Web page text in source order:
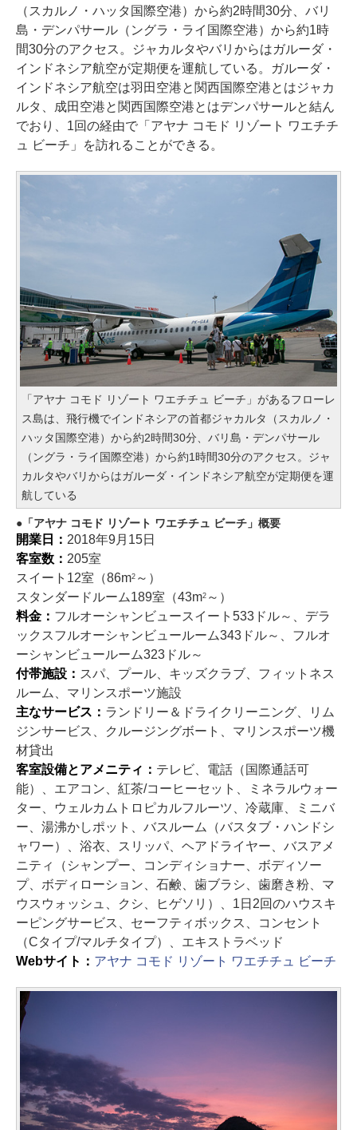
（スカルノ・ハッタ国際空港）から約2時間30分、バリ
島・デンパサール（ングラ・ライ国際空港）から約1時
間30分のアクセス。ジャカルタやバリからはガルーダ・
インドネシア航空が定期便を運航している。ガルーダ・
インドネシア航空は羽田空港と関西国際空港とはジャカ
ルタ、成田空港と関西国際空港とはデンパサールと結ん
でおり、1回の経由で「アヤナ コモド リゾート ワエチチ
ュ ビーチ」を訪れることができる。
「アヤナ コモド リゾート ワエチチュ ビーチ」があるフローレ
ス島は、飛行機でインドネシアの首都ジャカルタ（スカルノ・
ハッタ国際空港）から約2時間30分、バリ島・デンパサール
（ングラ・ライ国際空港）から約1時間30分のアクセス。ジャ
カルタやバリからはガルーダ・インドネシア航空が定期便を運
航している
「アヤナ コモド リゾート ワエチチュ ビーチ」概要
開業日： 2018年9月15日
客室数： 205室
スイート12室（86m2～）
スタンダードルーム189室（43m2～）
料金： フルオーシャンビュースイート533ドル～、デラ
ックスフルオーシャンビュールーム343ドル～、フルオ
ーシャンビュールーム323ドル～
付帯施設： スパ、プール、キッズクラブ、フィットネス
ルーム、マリンスポーツ施設
主なサービス： ランドリー＆ドライクリーニング、リム
ジンサービス、クルージングボート、マリンスポーツ機
材貸出
客室設備とアメニティ： テレビ、電話（国際通話可
能）、エアコン、紅茶/コーヒーセット、ミネラルウォー
ター、ウェルカムトロピカルフルーツ、冷蔵庫、ミニバ
ー、湯沸かしポット、バスルーム（バスタブ・ハンドシ
ャワー）、浴衣、スリッパ、ヘアドライヤー、バスアメ
ニティ（シャンプー、コンディショナー、ボディソー
プ、ボディローション、石鹸、歯ブラシ、歯磨き粉、マ
ウスウォッシュ、クシ、ヒゲソリ）、1日2回のハウスキ
ーピングサービス、セーフティボックス、コンセント
（Cタイプ/マルチタイプ）、エキストラベッド
Webサイト： アヤナ コモド リゾート ワエチチュ ビーチ